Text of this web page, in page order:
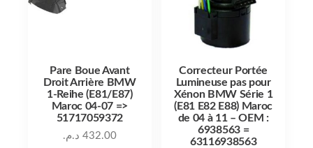
Pare Boue Avant
Droit Arrière BMW
1-Reihe (E81/E87)
Maroc 04-07 =>
51717059372
432.00 د.م.
Correcteur Portée
Lumineuse pas pour
Xénon BMW Série 1
(E81 E82 E88) Maroc
de 04 à 11 – OEM :
6938563 =
63116938563